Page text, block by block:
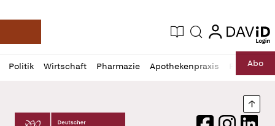
Deutsche Apotheker Zeitung
Aktuelle Ausgabe
Suche login
login
Politik Wirtschaft Pharmazie Apothekenpraxis RechtAbo
Profil
öffnen
Daz
Pur
Deutscher Apotheker Verlag Logo
FacebookInstagram